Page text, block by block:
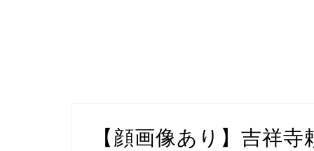
【顔画像あり】吉祥